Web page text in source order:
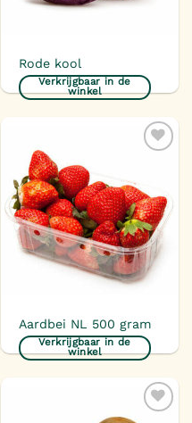
Rode kool
Verkrijgbaar in de
winkel
verlanglijst
Aardbei NL 500 gram
Verkrijgbaar in de
winkel